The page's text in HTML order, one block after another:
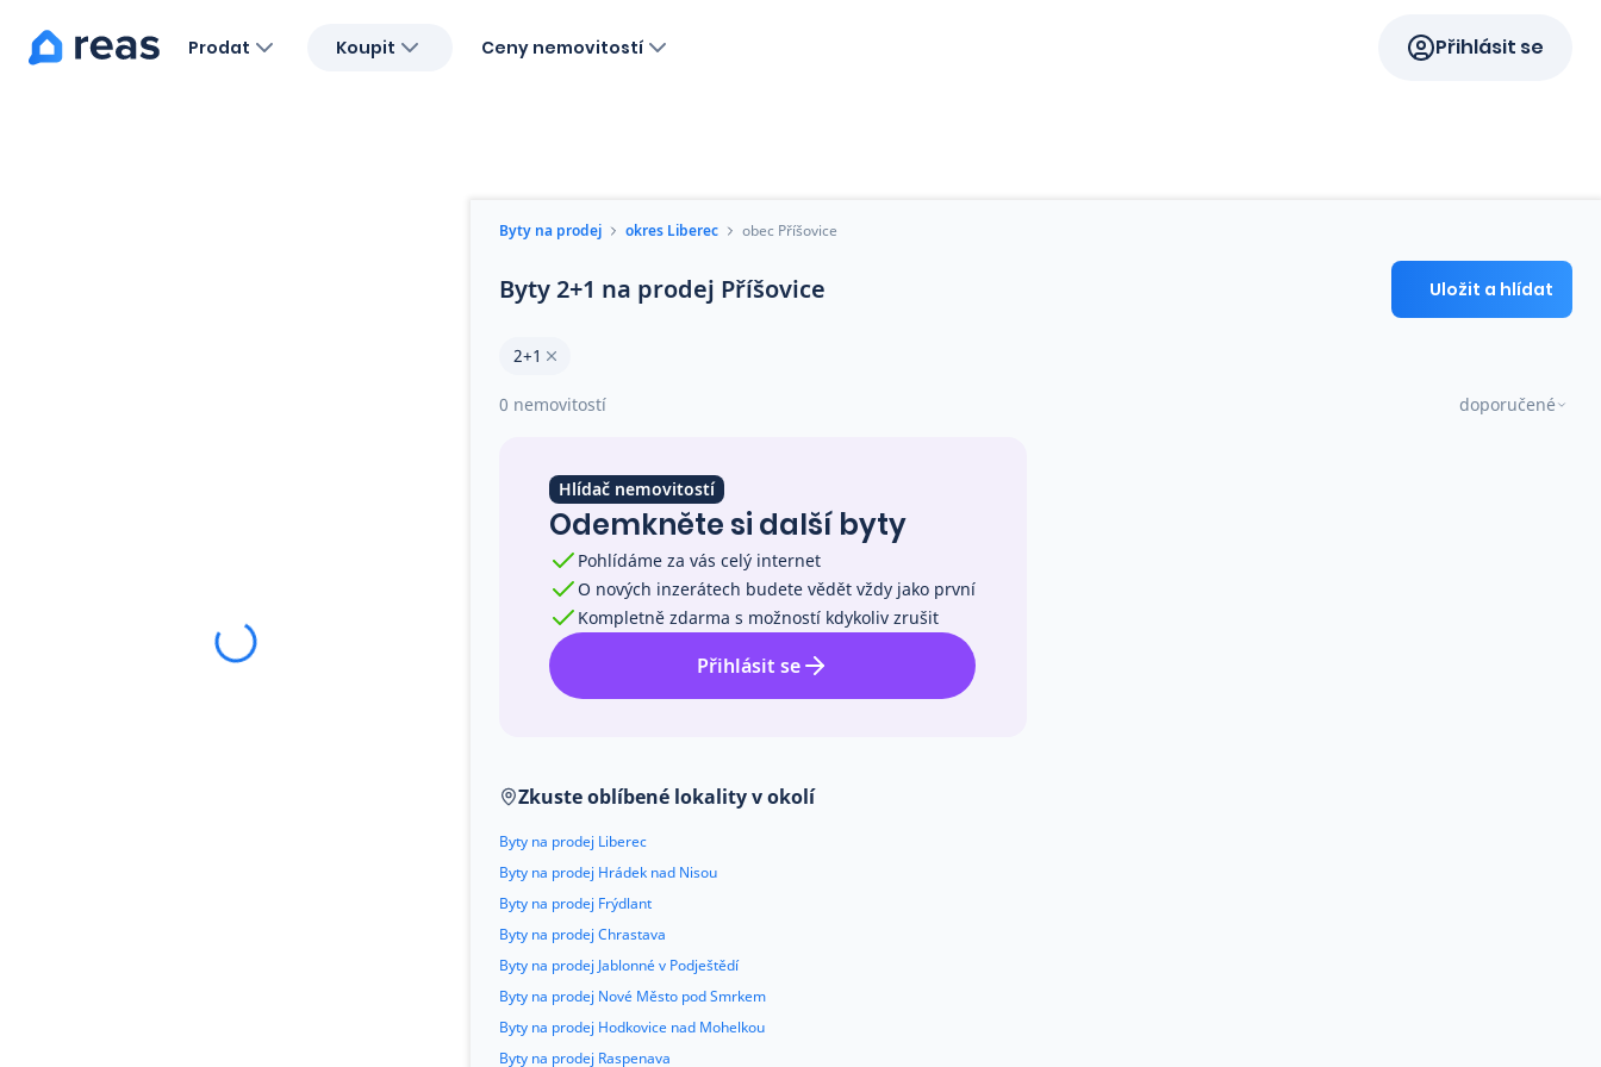
Prodat Koupit Ceny nemovitostí Přihlásit se
Byty na prodej okres Liberec obec Příšovice
Byty 2+1 na prodej Příšovice Uložit a hlídat
2+1
0 nemovitostí doporučené
Hlídač nemovitostí
Odemkněte si další byty
Pohlídáme za vás celý internet
O nových inzerátech budete vědět vždy jako první
Kompletně zdarma s možností kdykoliv zrušit
Přihlásit se
Zkuste oblíbené lokality v okolí
Byty na prodej Liberec
Byty na prodej Hrádek nad Nisou
Byty na prodej Frýdlant
Byty na prodej Chrastava
Byty na prodej Jablonné v Podještědí
Byty na prodej Nové Město pod Smrkem
Byty na prodej Hodkovice nad Mohelkou
Byty na prodej Raspenava